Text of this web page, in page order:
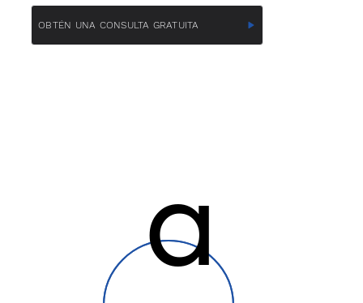
a
a
OBTÉN UNA CONSULTA GRATUITA